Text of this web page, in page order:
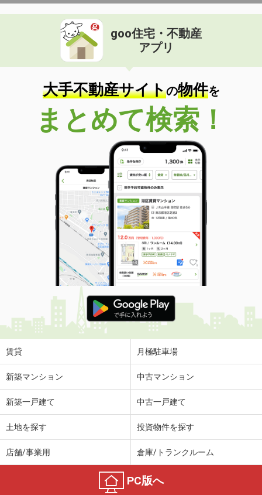
goo住宅・不動産
アプリ
大手不動産サイトの物件を
まとめて検索！
賃貸 月極駐車場
新築マンション 中古マンション
新築一戸建て 中古一戸建て
土地を探す 投資物件を探す
店舗/事業用 倉庫/トランクルーム
PC版へ